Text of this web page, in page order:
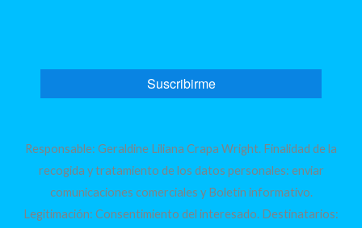
Responsable: Geraldine Liliana Crapa Wright. Finalidad de la
recogida y tratamiento de los datos personales: enviar
comunicaciones comerciales y Boletín informativo.
Legitimación: Consentimiento del interesado. Destinatarios: